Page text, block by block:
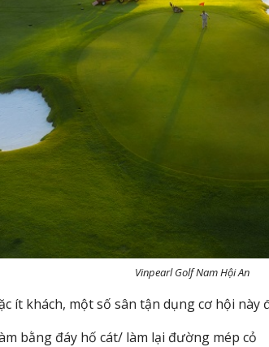
Vinpearl Golf Nam Hội An
ít khách, một số sân tận dụng cơ hội này
bằng đáy hố cát/ làm lại đường mép cỏ